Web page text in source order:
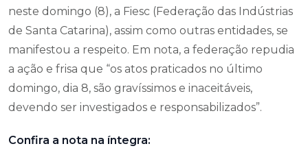
neste domingo (8), a Fiesc (Federação das Indústrias
de Santa Catarina), assim como outras entidades, se
manifestou a respeito. Em nota, a federação repudia
a ação e frisa que “os atos praticados no último
domingo, dia 8, são gravíssimos e inaceitáveis,
devendo ser investigados e responsabilizados”.
Confira a nota na íntegra: